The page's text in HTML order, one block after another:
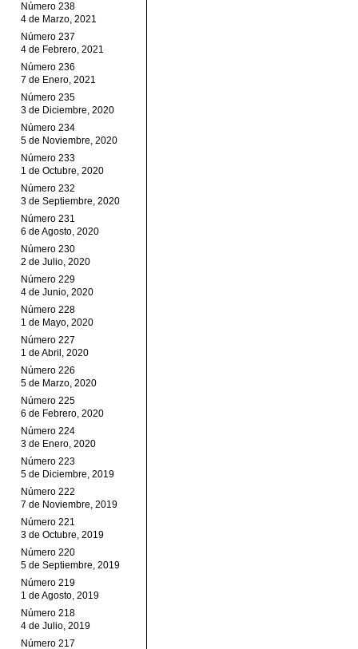
Número 238
4 de Marzo, 2021
Número 237
4 de Febrero, 2021
Número 236
7 de Enero, 2021
Número 235
3 de Diciembre, 2020
Número 234
5 de Noviembre, 2020
Número 233
1 de Octubre, 2020
Número 232
3 de Septiembre, 2020
Número 231
6 de Agosto, 2020
Número 230
2 de Julio, 2020
Número 229
4 de Junio, 2020
Número 228
1 de Mayo, 2020
Número 227
1 de Abril, 2020
Número 226
5 de Marzo, 2020
Número 225
6 de Febrero, 2020
Número 224
3 de Enero, 2020
Número 223
5 de Diciembre, 2019
Número 222
7 de Noviembre, 2019
Número 221
3 de Octubre, 2019
Número 220
5 de Septiembre, 2019
Número 219
1 de Agosto, 2019
Número 218
4 de Julio, 2019
Número 217